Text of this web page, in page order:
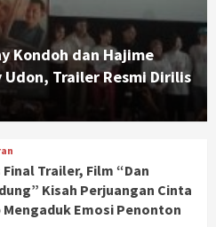
Kondoh dan Hajime
Trailer Resmi Dirilis
Final Trailer, Film “Dan
Kisah Perjuangan Cinta
Mengaduk Emosi Penonton